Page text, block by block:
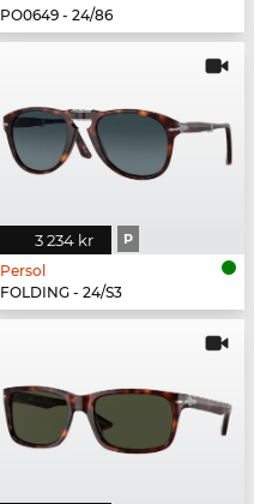
PO0649 - 24/86
3 234 kr P
Persol
FOLDING - 24/S3